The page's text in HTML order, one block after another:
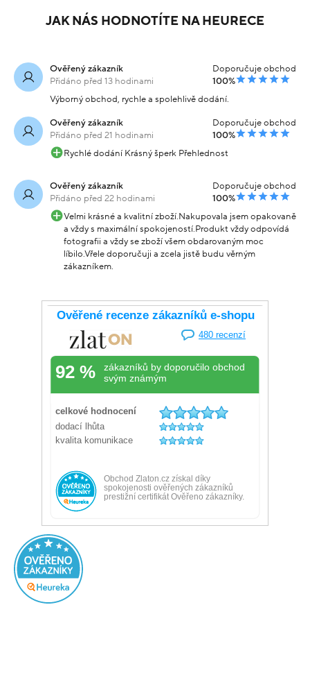
JAK NÁS HODNOTÍTE NA HEURECE
Ověřený zákazník
Přidáno před 13 hodinami
Doporučuje obchod
100%
Výborný obchod, rychle a spolehlivě dodání.
Ověřený zákazník
Přidáno před 21 hodinami
Doporučuje obchod
100%
Rychlé dodání Krásný šperk Přehlednost
Ověřený zákazník
Přidáno před 22 hodinami
Doporučuje obchod
100%
Velmi krásné a kvalitní zboží.Nakupovala jsem opakovaně
a vždy s maximální spokojeností.Produkt vždy odpovídá
fotografii a vždy se zboží všem obdarovaným moc
líbilo.Vřele doporučuji a zcela jistě budu věrným
zákazníkem.